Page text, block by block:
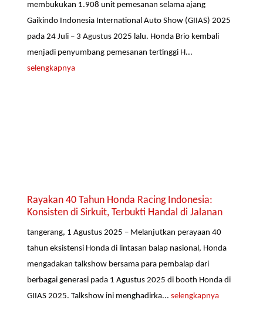
membukukan 1.908 unit pemesanan selama ajang
Gaikindo Indonesia International Auto Show (GIIAS) 2025
pada 24 Juli – 3 Agustus 2025 lalu. Honda Brio kembali
menjadi penyumbang pemesanan tertinggi H...
selengkapnya
Rayakan 40 Tahun Honda Racing Indonesia:
Konsisten di Sirkuit, Terbukti Handal di Jalanan
tangerang, 1 Agustus 2025 – Melanjutkan perayaan 40
tahun eksistensi Honda di lintasan balap nasional, Honda
mengadakan talkshow bersama para pembalap dari
berbagai generasi pada 1 Agustus 2025 di booth Honda di
GIIAS 2025. Talkshow ini menghadirka...selengkapnya